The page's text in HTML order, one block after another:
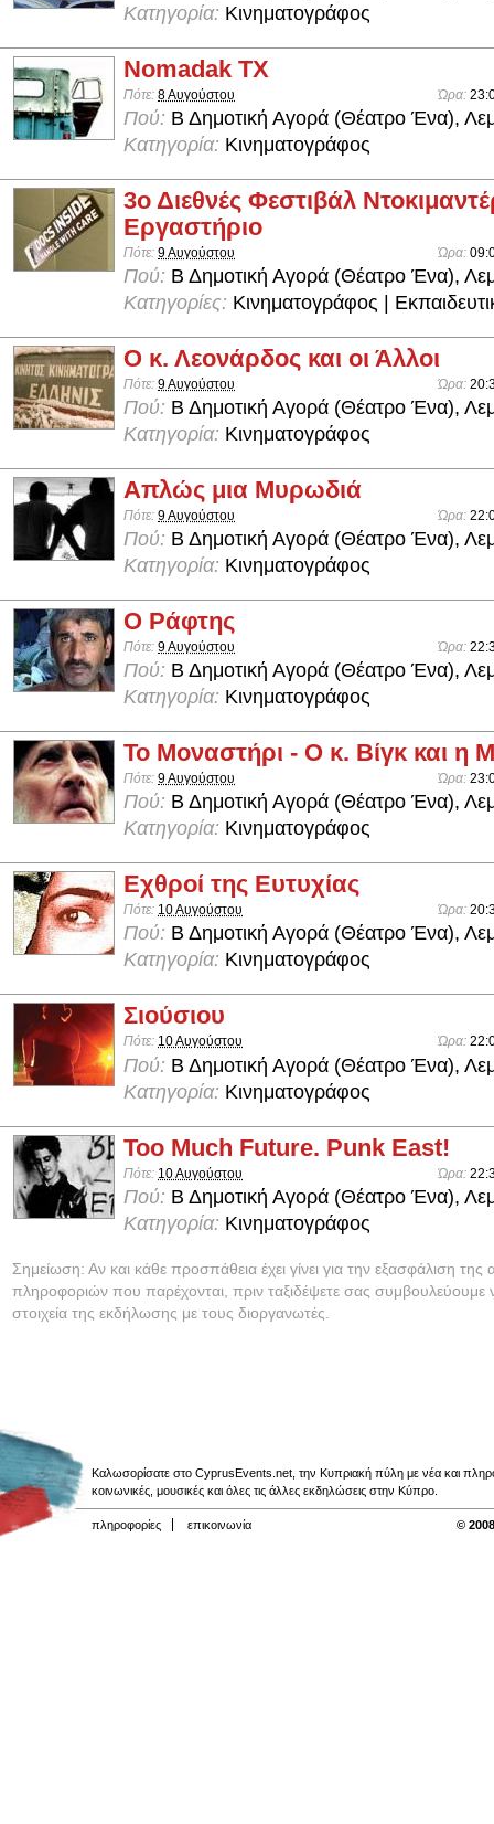
Κατηγορία: Κινηματογράφος
Nomadak TX
Πότε: 8 Αυγούστου Ώρα:
Πού: Β Δημοτική Αγορά (Θέατρο Ένα),
Κατηγορία: Κινηματογράφος
3ο Διεθνές Φεστιβάλ
Εργαστήριο
Πότε: 9 Αυγούστου Ώρα:
Πού: Β Δημοτική Αγορά (Θέατρο Ένα),
Κατηγορίες: Κινηματογράφος |
Ο κ. Λεονάρδος και οι Άλλοι
Πότε: 9 Αυγούστου Ώρα:
Πού: Β Δημοτική Αγορά (Θέατρο Ένα),
Κατηγορία: Κινηματογράφος
Απλώς μια Μυρωδιά
Πότε: 9 Αυγούστου Ώρα:
Πού: Β Δημοτική Αγορά (Θέατρο Ένα),
Κατηγορία: Κινηματογράφος
Ο Ράφτης
Πότε: 9 Αυγούστου Ώρα:
Πού: Β Δημοτική Αγορά (Θέατρο Ένα),
Κατηγορία: Κινηματογράφος
Το Μοναστήρι - Ο κ. Βίγκ και η
Πότε: 9 Αυγούστου Ώρα:
Πού: Β Δημοτική Αγορά (Θέατρο Ένα),
Κατηγορία: Κινηματογράφος
Εχθροί της Ευτυχίας
Πότε: 10 Αυγούστου Ώρα:
Πού: Β Δημοτική Αγορά (Θέατρο Ένα),
Κατηγορία: Κινηματογράφος
Σιούσιου
Πότε: 10 Αυγούστου Ώρα:
Πού: Β Δημοτική Αγορά (Θέατρο Ένα),
Κατηγορία: Κινηματογράφος
Too Much Future. Punk East!
Πότε: 10 Αυγούστου Ώρα:
Πού: Β Δημοτική Αγορά (Θέατρο Ένα),
Κατηγορία: Κινηματογράφος
Σημείωση: Αν και κάθε προσπάθεια έχει γίνει για την εξασφάλιση της
πληροφοριών που παρέχονται, πριν ταξιδέψετε σας συμβουλεύουμε
στοιχεία της εκδήλωσης με τους διοργανωτές.
Καλωσορίσατε στο CyprusEvents.net, την Κυπριακή πύλη με νέα και
κοινωνικές, μουσικές και όλες τις άλλες εκδηλώσεις στην Κύπρο.
πληροφορίες επικοινωνία ©